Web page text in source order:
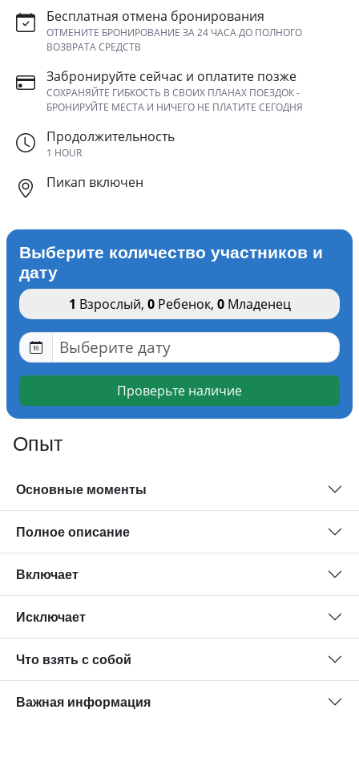
Бесплатная отмена бронирования
ОТМЕНИТЕ БРОНИРОВАНИЕ ЗА 24 ЧАСА ДО ПОЛНОГО
ВОЗВРАТА СРЕДСТВ
Забронируйте сейчас и оплатите позже
СОХРАНЯЙТЕ ГИБКОСТЬ В СВОИХ ПЛАНАХ ПОЕЗДОК -
БРОНИРУЙТЕ МЕСТА И НИЧЕГО НЕ ПЛАТИТЕ СЕГОДНЯ
Продолжительность
1 HOUR
Пикап включен
Выберите количество участников и
дату
1 Взрослый, 0Ребенок, 0Младенец
Проверьте наличие
Опыт
Основные моменты
Полное описание
Включает
Исключает
Что взять с собой
Важная информация